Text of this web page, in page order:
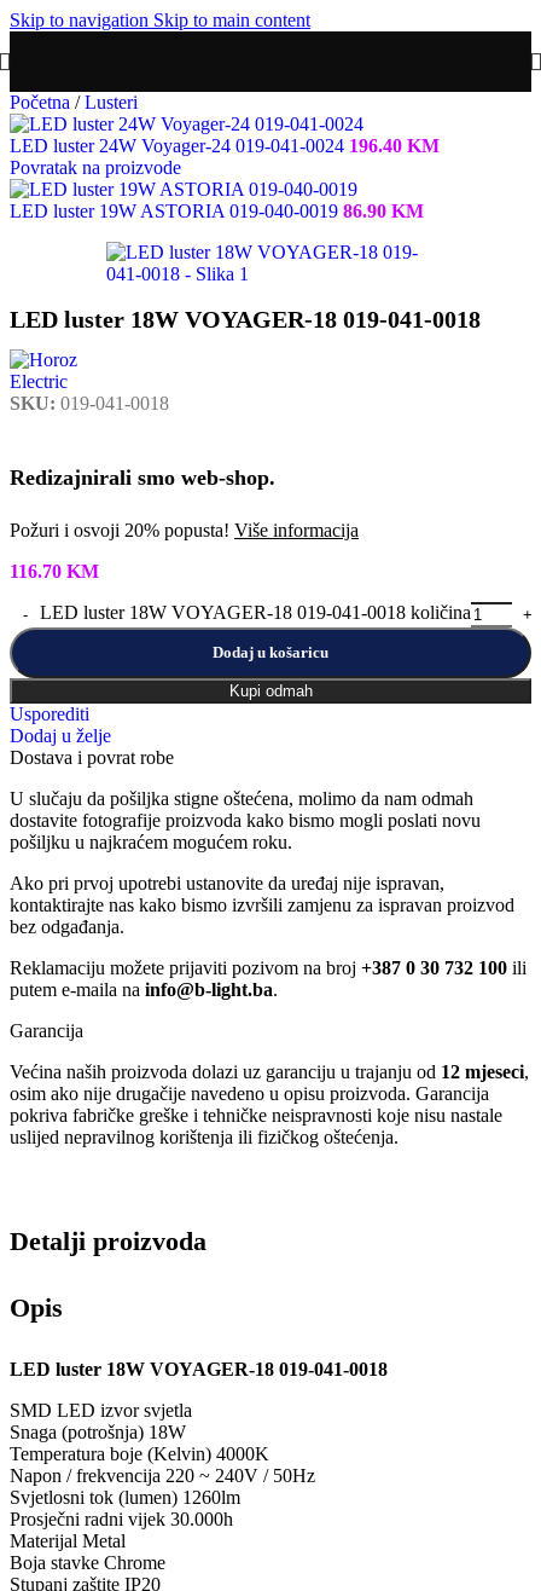
Skip to navigation Skip to main content
Početna / Lusteri
LED luster 24W Voyager-24 019-041-0024 196.40 KM
Povratak na proizvode
LED luster 19W ASTORIA 019-040-0019 86.90 KM
LED luster 18W VOYAGER-18 019-041-0018
SKU: 019-041-0018
Redizajnirali smo web-shop.
Požuri i osvoji 20% popusta! Više informacija
116.70 KM
LED luster 18W VOYAGER-18 019-041-0018 količina
Dodaj u košaricu
Kupi odmah
Usporediti
Dodaj u želje
Dostava i povrat robe
U slučaju da pošiljka stigne oštećena, molimo da nam odmah
dostavite fotografije proizvoda kako bismo mogli poslati novu
pošiljku u najkraćem mogućem roku.
Ako pri prvoj upotrebi ustanovite da uređaj nije ispravan,
kontaktirajte nas kako bismo izvršili zamjenu za ispravan proizvod
bez odgađanja.
Reklamaciju možete prijaviti pozivom na broj +387 0 30 732 100 ili
putem e-maila na info@b-light.ba.
Garancija
Većina naših proizvoda dolazi uz garanciju u trajanju od 12 mjeseci,
osim ako nije drugačije navedeno u opisu proizvoda. Garancija
pokriva fabričke greške i tehničke neispravnosti koje nisu nastale
uslijed nepravilnog korištenja ili fizičkog oštećenja.
Detalji proizvoda
Opis
LED luster 18W VOYAGER-18 019-041-0018
SMD LED izvor svjetla
Snaga (potrošnja) 18W
Temperatura boje (Kelvin) 4000K
Napon / frekvencija 220 ~ 240V / 50Hz
Svjetlosni tok (lumen) 1260lm
Prosječni radni vijek 30.000h
Materijal Metal
Boja stavke Chrome
Stupanj zaštite IP20